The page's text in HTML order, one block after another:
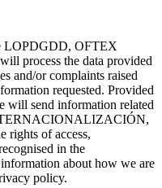
LOPDGDD, OFTEX
process the data provided
and/or complaints raised
requested. Provided
will send information related
rights of access,
in the
about how we are
policy.